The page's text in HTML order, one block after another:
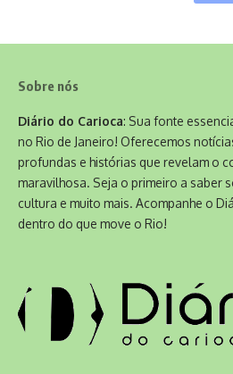
Sobre nós
Diário do Carioca: Sua fonte
no Rio de Janeiro! Oferecemos
profundas e histórias que revelam o
maravilhosa. Seja o primeiro a saber
cultura e muito mais. Acompanhe o
dentro do que move o Rio!